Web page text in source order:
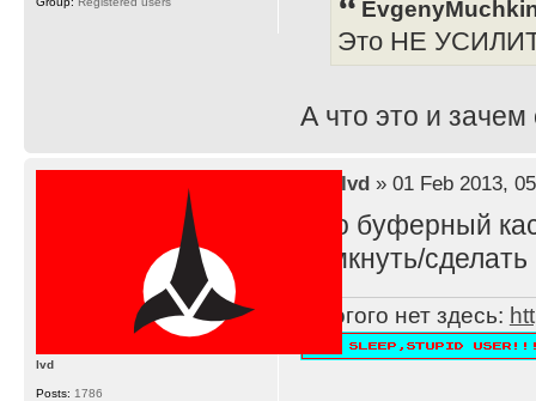
Это НЕ
А что это и
lvd» 01 Feb 2013,
Это буферный
замкнуть/
Многого нет здесь:
lvd
Posts: 1786